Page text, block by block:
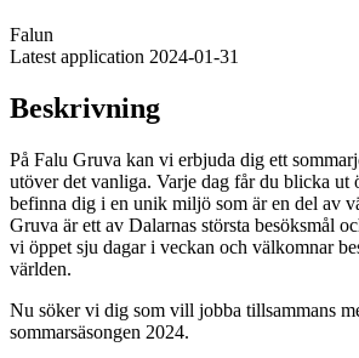
Falun
Latest application 2024-01-31
Beskrivning
På Falu Gruva kan vi erbjuda dig ett
utöver det vanliga. Varje dag får du blicka ut
befinna dig i en unik miljö som är en del av
Gruva är ett av Dalarnas största besöksmål
vi öppet sju dagar i veckan och välkomnar
världen.
Nu söker vi dig som vill jobba tillsammans
sommarsäsongen 2024.